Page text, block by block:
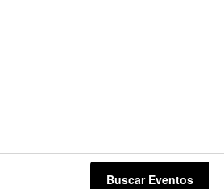
Buscar Eventos